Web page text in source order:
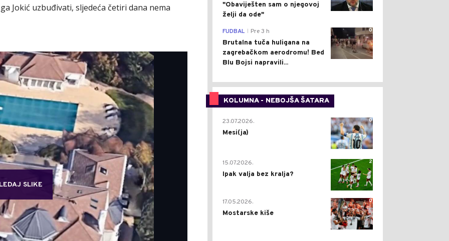
Jokić uzbuđivati, sljedeća četiri dana nema
SLIKE
"Obaviješten sam o njegovoj
želji da ode"
0
FUDBAL Pre 3 h
Brutalna tuča huligana na
zagrebačkom aerodromu! Bed
Blu Bojsi napravili...
KOLUMNA - NEBOJŠA ŠATARA
0
23.07.2026.
Mesi(ja)
2
15.07.2026.
Ipak valja bez kralja?
0
17.05.2026.
Mostarske kiše